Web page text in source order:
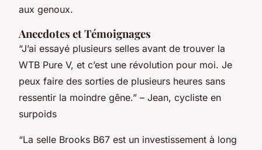
aux genoux.
Anecdotes et Témoignages
“J’ai essayé plusieurs selles avant de trouver la
WTB Pure V, et c’est une révolution pour moi. Je
peux faire des sorties de plusieurs heures sans
ressentir la moindre gêne.” – Jean, cycliste en
surpoids
“La selle Brooks B67 est un investissement à long